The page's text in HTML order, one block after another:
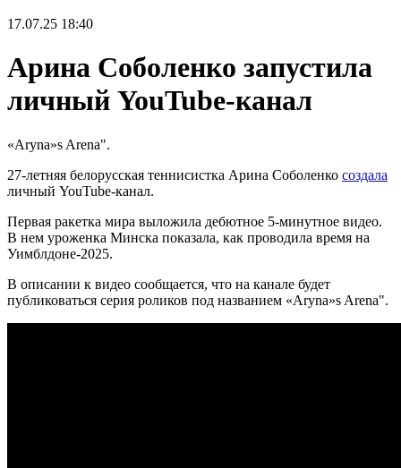
17.07.25 18:40
Арина Соболенко запустила
личный YouTube-канал
«Aryna»s Arena".
27-летняя белорусская теннисистка Арина Соболенко создала
личный YouTube-канал.
Первая ракетка мира выложила дебютное 5-минутное видео.
В нем уроженка Минска показала, как проводила время на
Уимблдоне-2025.
В описании к видео сообщается, что на канале будет
публиковаться серия роликов под названием «Aryna»s Arena".